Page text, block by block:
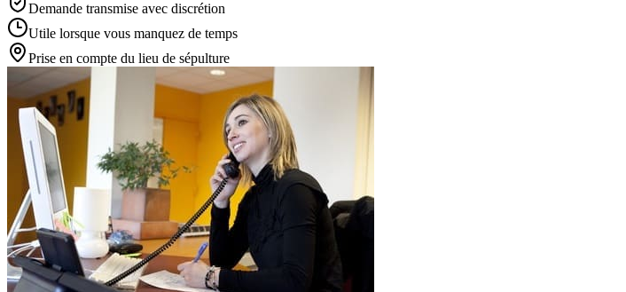
Demande transmise avec discrétion
Utile lorsque vous manquez de temps
Prise en compte du lieu de sépulture